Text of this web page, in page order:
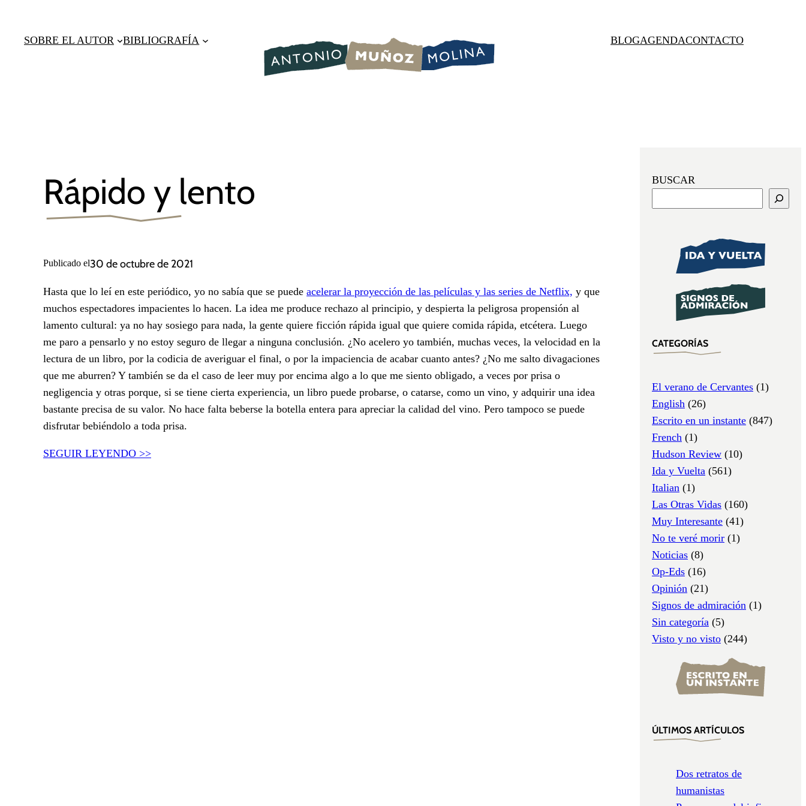
contenido
SOBRE EL AUTOR BIBLIOGRAFÍA BLOGAGENDACONTACTO
Rápido y lento
Publicado el30 de octubre de 2021
Hasta que lo leí en este periódico, yo no sabía que se puede acelerar la proyección de las películas y las series de Netflix, y que
muchos espectadores impacientes lo hacen. La idea me produce rechazo al principio, y despierta la peligrosa propensión al
lamento cultural: ya no hay sosiego para nada, la gente quiere ficción rápida igual que quiere comida rápida, etcétera. Luego
me paro a pensarlo y no estoy seguro de llegar a ninguna conclusión. ¿No acelero yo también, muchas veces, la velocidad en la
lectura de un libro, por la codicia de averiguar el final, o por la impaciencia de acabar cuanto antes? ¿No me salto divagaciones
que me aburren? Y también se da el caso de leer muy por encima algo a lo que me siento obligado, a veces por prisa o
negligencia y otras porque, si se tiene cierta experiencia, un libro puede probarse, o catarse, como un vino, y adquirir una idea
bastante precisa de su valor. No hace falta beberse la botella entera para apreciar la calidad del vino. Pero tampoco se puede
disfrutar bebiéndolo a toda prisa.
SEGUIR LEYENDO >>
BUSCAR
CATEGORÍAS
El verano de Cervantes (1)
English (26)
Escrito en un instante (847)
French (1)
Hudson Review (10)
Ida y Vuelta (561)
Italian (1)
Las Otras Vidas (160)
Muy Interesante (41)
No te veré morir (1)
Noticias (8)
Op-Eds (16)
Opinión (21)
Signos de admiración (1)
Sin categoría (5)
Visto y no visto (244)
ÚLTIMOS ARTÍCULOS
Dos retratos de
humanistas